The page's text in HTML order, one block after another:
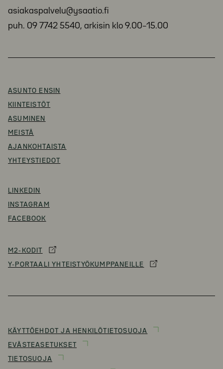
asiakaspalvelu@ysaatio.fi
puh. 09 7742 5540, arkisin klo 9.00–15.00
ASUNTO ENSIN
KIINTEISTÖT
ASUMINEN
MEISTÄ
AJANKOHTAISTA
YHTEYSTIEDOT
LINKEDIN
INSTAGRAM
FACEBOOK
M2-KODIT
Y-PORTAALI YHTEISTYÖKUMPPANEILLE
KÄYTTÖEHDOT JA HENKILÖTIETOSUOJA
EVÄSTEASETUKSET
TIETOSUOJA